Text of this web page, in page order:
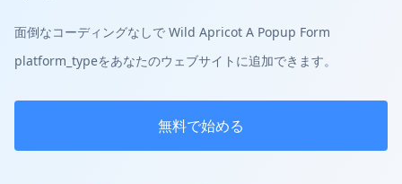
面倒なコーディングなしで Wild Apricot A Popup Form
platform_typeをあなたのウェブサイトに追加できます。
無料で始める